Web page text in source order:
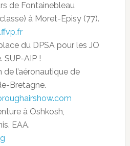
de Fontainebleau
à Moret-Episy (77).
du DPSA pour les JO
SUP-AIP !
l’aéronautique de
Bretagne.
à Oshkosh,
EAA.